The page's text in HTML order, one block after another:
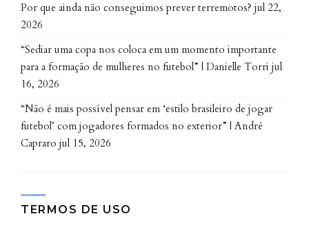
Por que ainda não conseguimos prever terremotos? jul 22,
2026
“Sediar uma copa nos coloca em um momento importante
para a formação de mulheres no futebol” | Danielle Torri jul
16, 2026
“Não é mais possível pensar em ‘estilo brasileiro de jogar
futebol’ com jogadores formados no exterior” | André
Capraro jul 15, 2026
TERMOS DE USO